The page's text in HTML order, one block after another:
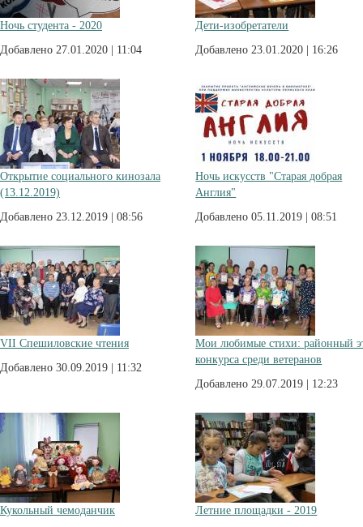
Ночь студента - 2020
Добавлено 27.01.2020 | 11:04
Дети-изобретатели
Добавлено 23.01.2020 | 16:26
Открытие социального кинозала
(13.12.2019)
Добавлено 23.12.2019 | 08:56
Ночь искусств "Старая добрая
Англия"
Добавлено 05.11.2019 | 08:51
VII Спешиловские чтения
Добавлено 30.09.2019 | 11:32
Мои любимые стихи: районный
конкурса среди ветеранов
Добавлено 29.07.2019 | 12:23
Кукольный чемоданчик
Летние площадки - 2019